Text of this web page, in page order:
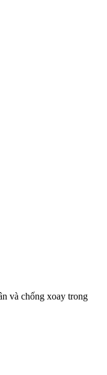
và chống xoay trong